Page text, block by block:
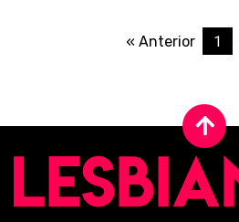
« Anterior 1